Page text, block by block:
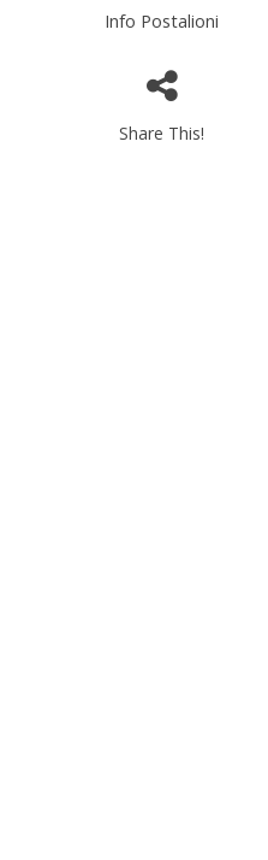
Info Postalioni
Share This!